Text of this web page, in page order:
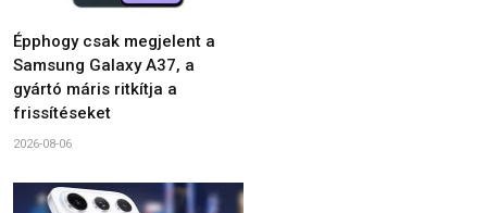
Épphogy csak megjelent a
Samsung Galaxy A37, a
gyártó máris ritkítja a
frissítéseket
2026-08-06